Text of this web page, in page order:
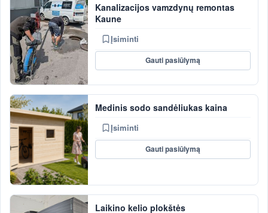
Kanalizacijos vamzdynų remontas
Kaune
Įsiminti
Gauti pasiūlymą
Medinis sodo sandėliukas kaina
Įsiminti
Gauti pasiūlymą
Laikino kelio plokštės